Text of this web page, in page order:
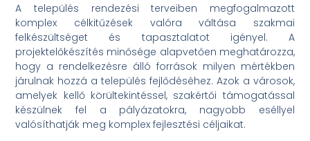
A település rendezési terveiben megfogalmazott
komplex célkitűzések valóra váltása szakmai
felkészültséget és tapasztalatot igényel. A
projektelőkészítés minősége alapvetően meghatározza,
hogy a rendelkezésre álló források milyen mértékben
járulnak hozzá a település fejlődéséhez. Azok a városok,
amelyek kellő körültekintéssel, szakértői támogatással
készülnek fel a pályázatokra, nagyobb eséllyel
valósíthatják meg komplex fejlesztési céljaikat.